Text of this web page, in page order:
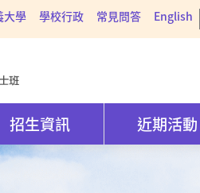
大學 學校行政 常見問答 English
招生資訊 近期活動